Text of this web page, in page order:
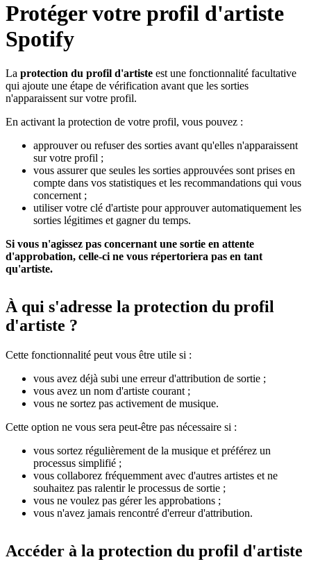
Protéger votre profil d'artiste
Spotify
La protection du profil d'artiste est une fonctionnalité facultative
qui ajoute une étape de vérification avant que les sorties
n'apparaissent sur votre profil.
En activant la protection de votre profil, vous pouvez :
approuver ou refuser des sorties avant qu'elles n'apparaissent
sur votre profil ;
vous assurer que seules les sorties approuvées sont prises en
compte dans vos statistiques et les recommandations qui vous
concernent ;
utiliser votre clé d'artiste pour approuver automatiquement les
sorties légitimes et gagner du temps.
Si vous n'agissez pas concernant une sortie en attente
d'approbation, celle-ci ne vous répertoriera pas en tant
qu'artiste.
À qui s'adresse la protection du profil
d'artiste ?
Cette fonctionnalité peut vous être utile si :
vous avez déjà subi une erreur d'attribution de sortie ;
vous avez un nom d'artiste courant ;
vous ne sortez pas activement de musique.
Cette option ne vous sera peut-être pas nécessaire si :
vous sortez régulièrement de la musique et préférez un
processus simplifié ;
vous collaborez fréquemment avec d'autres artistes et ne
souhaitez pas ralentir le processus de sortie ;
vous ne voulez pas gérer les approbations ;
vous n'avez jamais rencontré d'erreur d'attribution.
Accéder à la protection du profil d'artiste